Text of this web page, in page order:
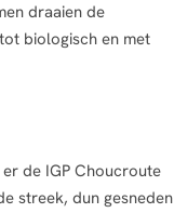
draaien de
biologisch en met
de IGP Choucroute
streek, dun gesneden